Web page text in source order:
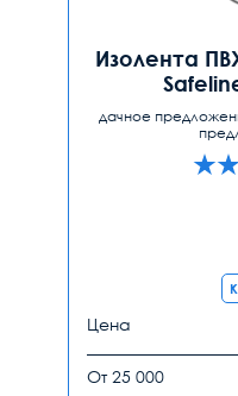
Изолента
дачное
Цена
От 25 000